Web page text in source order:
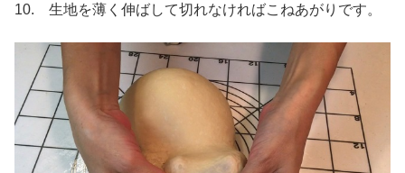
10. 生地を薄く伸ばして切れなければこねあがりです。